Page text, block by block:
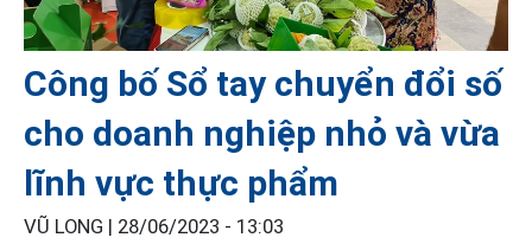
Công bố Sổ tay chuyển đổi số
cho doanh nghiệp nhỏ và vừa
lĩnh vực thực phẩm
VŨ LONG | 28/06/2023 - 13:03